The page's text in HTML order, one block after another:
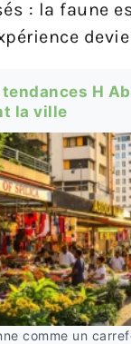
: la faune
H
la ville
comme un